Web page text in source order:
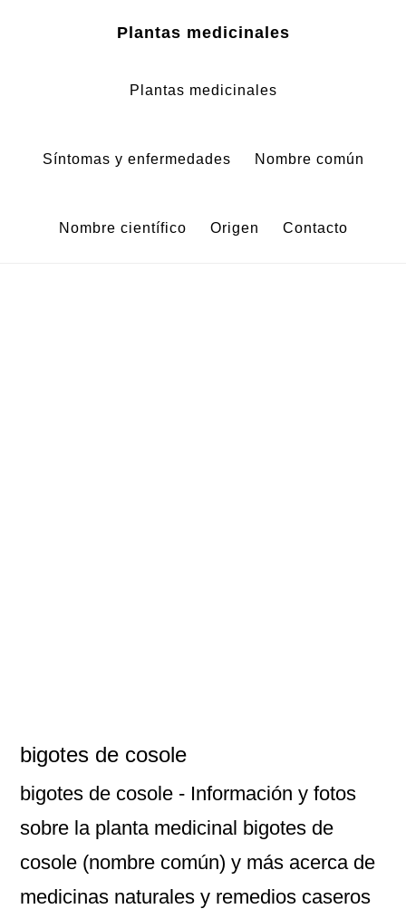
Plantas medicinales
Plantas medicinales
Síntomas y enfermedades Nombre común
Nombre científico Origen Contacto
bigotes de cosole
bigotes de cosole - Información y fotos
sobre la planta medicinal bigotes de
cosole (nombre común) y más acerca de
medicinas naturales y remedios caseros